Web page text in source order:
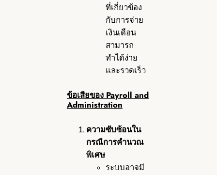
ที่เกี่ยวข้อง
กับการจ่าย
เงินเดือน
สามารถ
ทำได้ง่าย
และรวดเร็ว
ข้อเสียของ Payroll and
Administration
ความซับซ้อนใน
กรณีการคำนวณ
พิเศษ
ระบบอาจมี